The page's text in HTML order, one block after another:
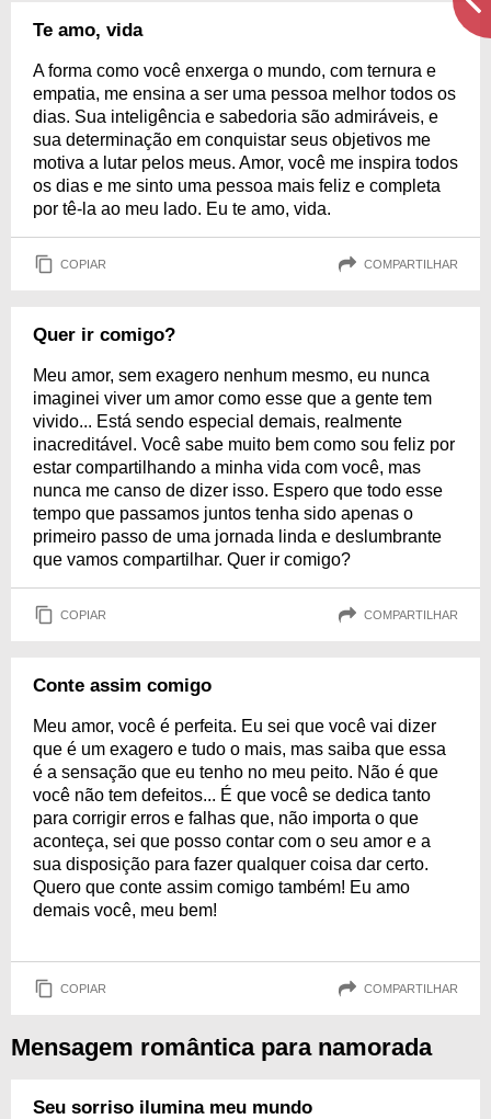
Te amo, vida
A forma como você enxerga o mundo, com ternura e
empatia, me ensina a ser uma pessoa melhor todos os
dias. Sua inteligência e sabedoria são admiráveis, e
sua determinação em conquistar seus objetivos me
motiva a lutar pelos meus. Amor, você me inspira todos
os dias e me sinto uma pessoa mais feliz e completa
por tê-la ao meu lado. Eu te amo, vida.
COPIAR COMPARTILHAR
Quer ir comigo?
Meu amor, sem exagero nenhum mesmo, eu nunca
imaginei viver um amor como esse que a gente tem
vivido... Está sendo especial demais, realmente
inacreditável. Você sabe muito bem como sou feliz por
estar compartilhando a minha vida com você, mas
nunca me canso de dizer isso. Espero que todo esse
tempo que passamos juntos tenha sido apenas o
primeiro passo de uma jornada linda e deslumbrante
que vamos compartilhar. Quer ir comigo?
COPIAR COMPARTILHAR
Conte assim comigo
Meu amor, você é perfeita. Eu sei que você vai dizer
que é um exagero e tudo o mais, mas saiba que essa
é a sensação que eu tenho no meu peito. Não é que
você não tem defeitos... É que você se dedica tanto
para corrigir erros e falhas que, não importa o que
aconteça, sei que posso contar com o seu amor e a
sua disposição para fazer qualquer coisa dar certo.
Quero que conte assim comigo também! Eu amo
demais você, meu bem!
COPIAR COMPARTILHAR
Mensagem romântica para namorada
Seu sorriso ilumina meu mundo